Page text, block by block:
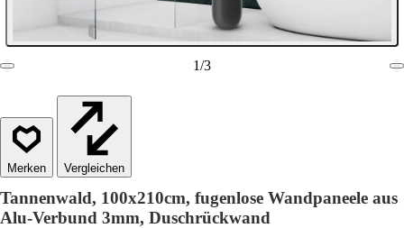
1/3
Vergleichen
Tannenwald, 100x210cm, fugenlose Wandpaneele aus
Alu-Verbund 3mm, Duschrückwand